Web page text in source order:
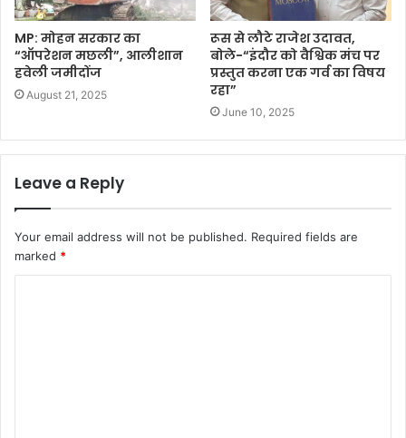
MP: मोहन सरकार का
“ऑपरेशन मछली”, आलीशान
हवेली जमीदोंज
August 21, 2025
रूस से लौटे राजेश उदावत,
बोले-“इंदौर को वैश्विक मंच पर
प्रस्तुत करना एक गर्व का विषय
रहा”
June 10, 2025
Leave a Reply
Your email address will not be published. Required fields are
marked *